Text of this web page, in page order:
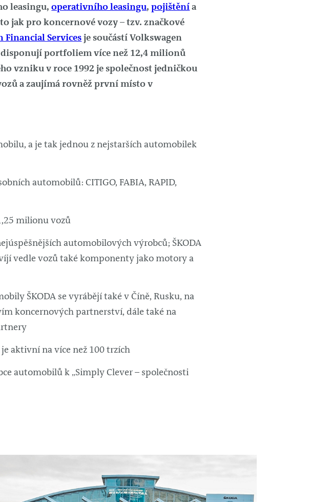
leasingu,operativního leasingu,pojištěnía
to jak pro koncernové vozy – tzv. značkové
Financial Servicesje součástí Volkswagen
disponují portfoliem více než 12,4 milionů
vzniku v roce 1992 je společnost jedničkou
a zaujímá rovněž první místo v
a je tak jednou z nejstarších automobilek
automobilů: CITIGO, FABIA, RAPID,
milionu vozů
automobilových výrobců; ŠKODA
vedle vozů také komponenty jako motory a
ŠKODA se vyrábějí také v Číně, Rusku, na
koncernových partnerství, dále také na
aktivní na více než 100 trzích
automobilů k „Simply Clever – společnosti